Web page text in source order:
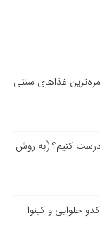
غذاهای سنتی
کنیم؟ (به روش
حلوایی و کینوا